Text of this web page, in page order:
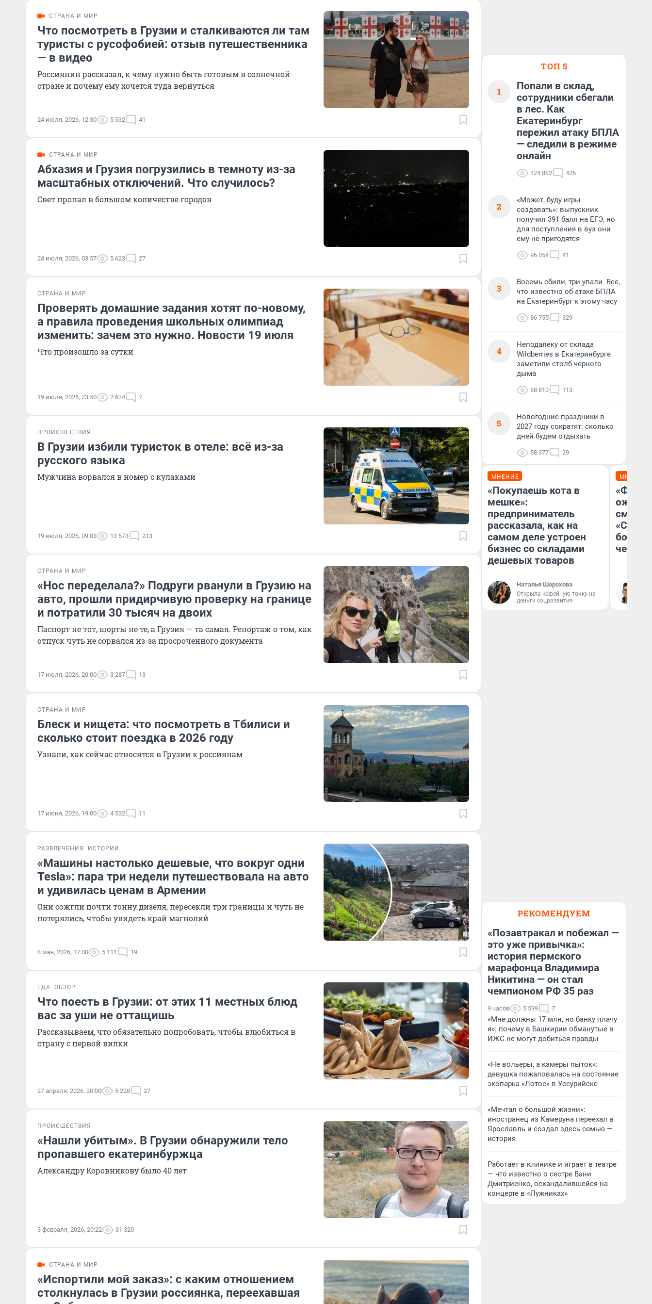
СТРАНА И МИР
Что посмотреть в Грузии и сталкиваются ли там
туристы с русофобией: отзыв путешественника
— в видео
Россиянин рассказал, к чему нужно быть готовым в солнечной
стране и почему ему хочется туда вернуться
24 июля, 2026, 12:30 5 532 41
СТРАНА И МИР
Абхазия и Грузия погрузились в темноту из-за
масштабных отключений. Что случилось?
Свет пропал в большом количестве городов
24 июля, 2026, 03:57 5 623 27
СТРАНА И МИР
Проверять домашние задания хотят по-новому,
а правила проведения школьных олимпиад
изменить: зачем это нужно. Новости 19 июля
Что произошло за сутки
19 июля, 2026, 23:50 2 634 7
ПРОИСШЕСТВИЯ
В Грузии избили туристок в отеле: всё из-за
русского языка
Мужчина ворвался в номер с кулаками
19 июля, 2026, 09:03 13 573 213
СТРАНА И МИР
«Нос переделала?» Подруги рванули в Грузию на
авто, прошли придирчивую проверку на границе
и потратили 30 тысяч на двоих
Паспорт не тот, шорты не те, а Грузия — та самая. Репортаж о том, как
отпуск чуть не сорвался из-за просроченного документа
17 июля, 2026, 20:00 3 287 13
СТРАНА И МИР
Блеск и нищета: что посмотреть в Тбилиси и
сколько стоит поездка в 2026 году
Узнали, как сейчас относятся в Грузии к россиянам
17 июня, 2026, 19:00 4 532 11
РАЗВЛЕЧЕНИЯ ИСТОРИИ
«Машины настолько дешевые, что вокруг одни
Tesla»: пара три недели путешествовала на авто
и удивилась ценам в Армении
Они сожгли почти тонну дизеля, пересекли три границы и чуть не
потерялись, чтобы увидеть край магнолий
8 мая, 2026, 17:00 5 111 19
ЕДА ОБЗОР
Что поесть в Грузии: от этих 11 местных блюд
вас за уши не оттащишь
Рассказываем, что обязательно попробовать, чтобы влюбиться в
страну с первой вилки
27 апреля, 2026, 20:00 5 228 27
ПРОИСШЕСТВИЯ
«Нашли убитым». В Грузии обнаружили тело
пропавшего екатеринбуржца
Александру Коровникову было 40 лет
3 февраля, 2026, 20:22 31 320
СТРАНА И МИР
«Испортили мой заказ»: с каким отношением
столкнулась в Грузии россиянка, переехавшая
ТОП 5
1
Попали в склад,
сотрудники сбегали
в лес. Как
Екатеринбург
пережил атаку БПЛА
— следили в режиме
онлайн
124 882 426
2
«Может, буду игры
создавать»: выпускник
получил 391 балл на ЕГЭ, но
для поступления в вуз они
ему не пригодятся
96 054 41
3
Восемь сбили, три упали. Все,
что известно об атаке БПЛА
на Екатеринбург к этому часу
86 755 329
4
Неподалеку от склада
Wildberries в Екатеринбурге
заметили столб черного
дыма
68 810 113
5
Новогодние праздники в
2027 году сократят: сколько
дней будем отдыхать
58 377 29
МНЕНИЕ
«Покупаешь кота в
мешке»:
предприниматель
рассказала, как на
самом деле устроен
бизнес со складами
дешевых товаров
Наталья Шорохова
Открыла кофейную точку на
деньги соцразвития
МНЕНИЕ
РЕКОМЕНДУЕМ
«Позавтракал и побежал —
это уже привычка»:
история пермского
марафонца Владимира
Никитина — он стал
чемпионом РФ 35 раз
9 часов 5 599 7
«Мне должны 17 млн, но банку плачу
я»: почему в Башкирии обманутые в
ИЖС не могут добиться правды
«Не вольеры, а камеры пыток»:
девушка пожаловалась на состояние
экопарка «Лотос» в Уссурийске
«Мечтал о большой жизни»:
иностранец из Камеруна переехал в
Ярославль и создал здесь семью —
история
Работает в клинике и играет в театре
— что известно о сестре Вани
Дмитриенко, оскандалившейся на
концерте в «Лужниках»